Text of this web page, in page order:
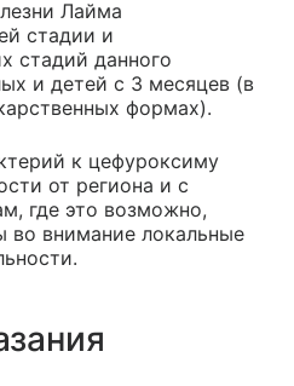
Лайма
стадии и
стадий данного
и детей с 3 месяцев (в
формах).
к цефуроксиму
от региона и с
где это возможно,
внимание локальные